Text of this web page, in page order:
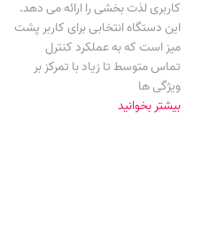
کاربری لذت بخشی را ارائه می دهد.
این دستگاه انتخابی برای کاربر پشت
میز است که به عملکرد کنترل
تماس متوسط تا زیاد با تمرکز بر
ویژگی ها
بیشتر بخوانید